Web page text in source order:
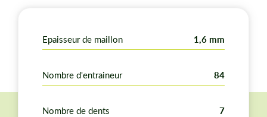
notre chapitre ci-dessous, en savoir plus, les
Epaisseur de maillon 1,6 mm
Nombre d'entraineur 84
Nombre de dents 7